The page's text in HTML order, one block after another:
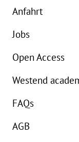
Anfahrt
Jobs
Open Access
Westend
FAQs
AGB